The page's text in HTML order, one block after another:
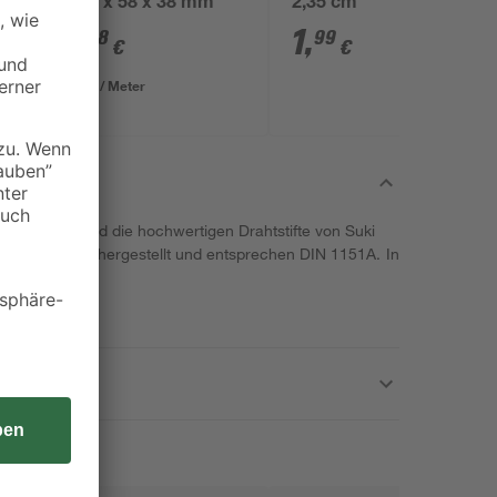
2000 x 58 x 38 mm
98 €
1,99 € / Meter
2,35 cm
1,99 €
mit Holz sind die hochwertigen Drahtstifte von Suki
Stahl hergestellt und entsprechen DIN 1151A. In